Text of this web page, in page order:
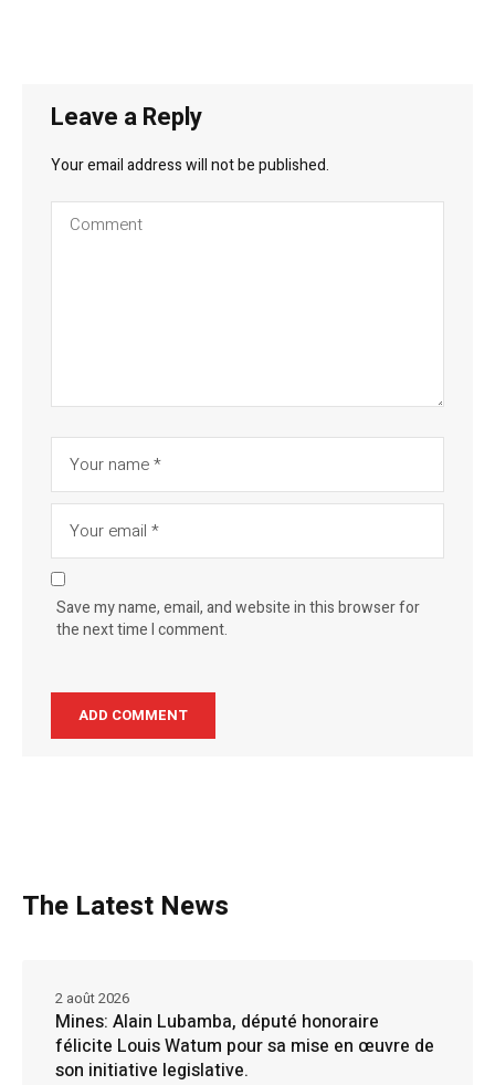
Leave a Reply
Your email address will not be published.
Save my name, email, and website in this browser for
the next time I comment.
The Latest News
Mines: Alain Lubamba, député honoraire
félicite Louis Watum pour sa mise en œuvre de
son initiative legislative.
2 août 2026